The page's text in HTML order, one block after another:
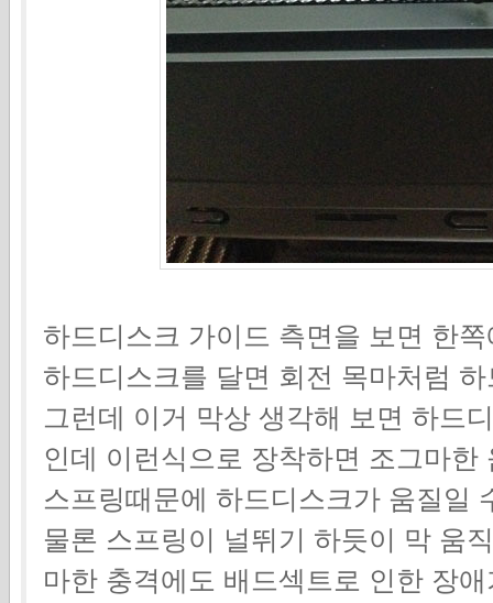
하드디스크 가이드 측면을 보면 한
하드디스크를 달면 회전 목마처럼
그런데 이거 막상 생각해 보면 하드
인데 이런식으로 장착하면 조그마한
스프링때문에 하드디스크가 움질일
물론 스프링이 널뛰기 하듯이 막 움
마한 충격에도 배드섹트로 인한 장